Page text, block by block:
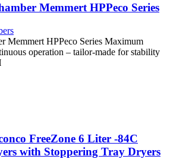
Memmert HPPeco Series
Memmert HPPeco Series Maximum
operation – tailor-made for stability
FreeZone 6 Liter -84C
with Stoppering Tray Dryers